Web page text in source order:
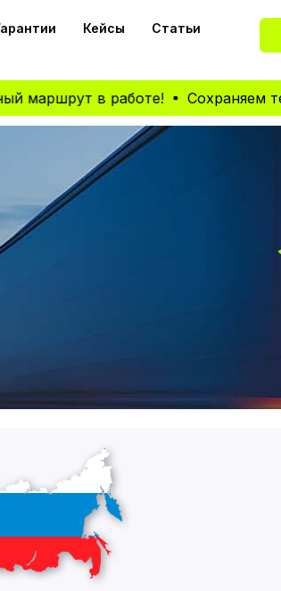
Кейсы
Статьи
в работе! Сохраняем темп.